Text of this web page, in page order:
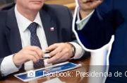
Facebook: Presidencia